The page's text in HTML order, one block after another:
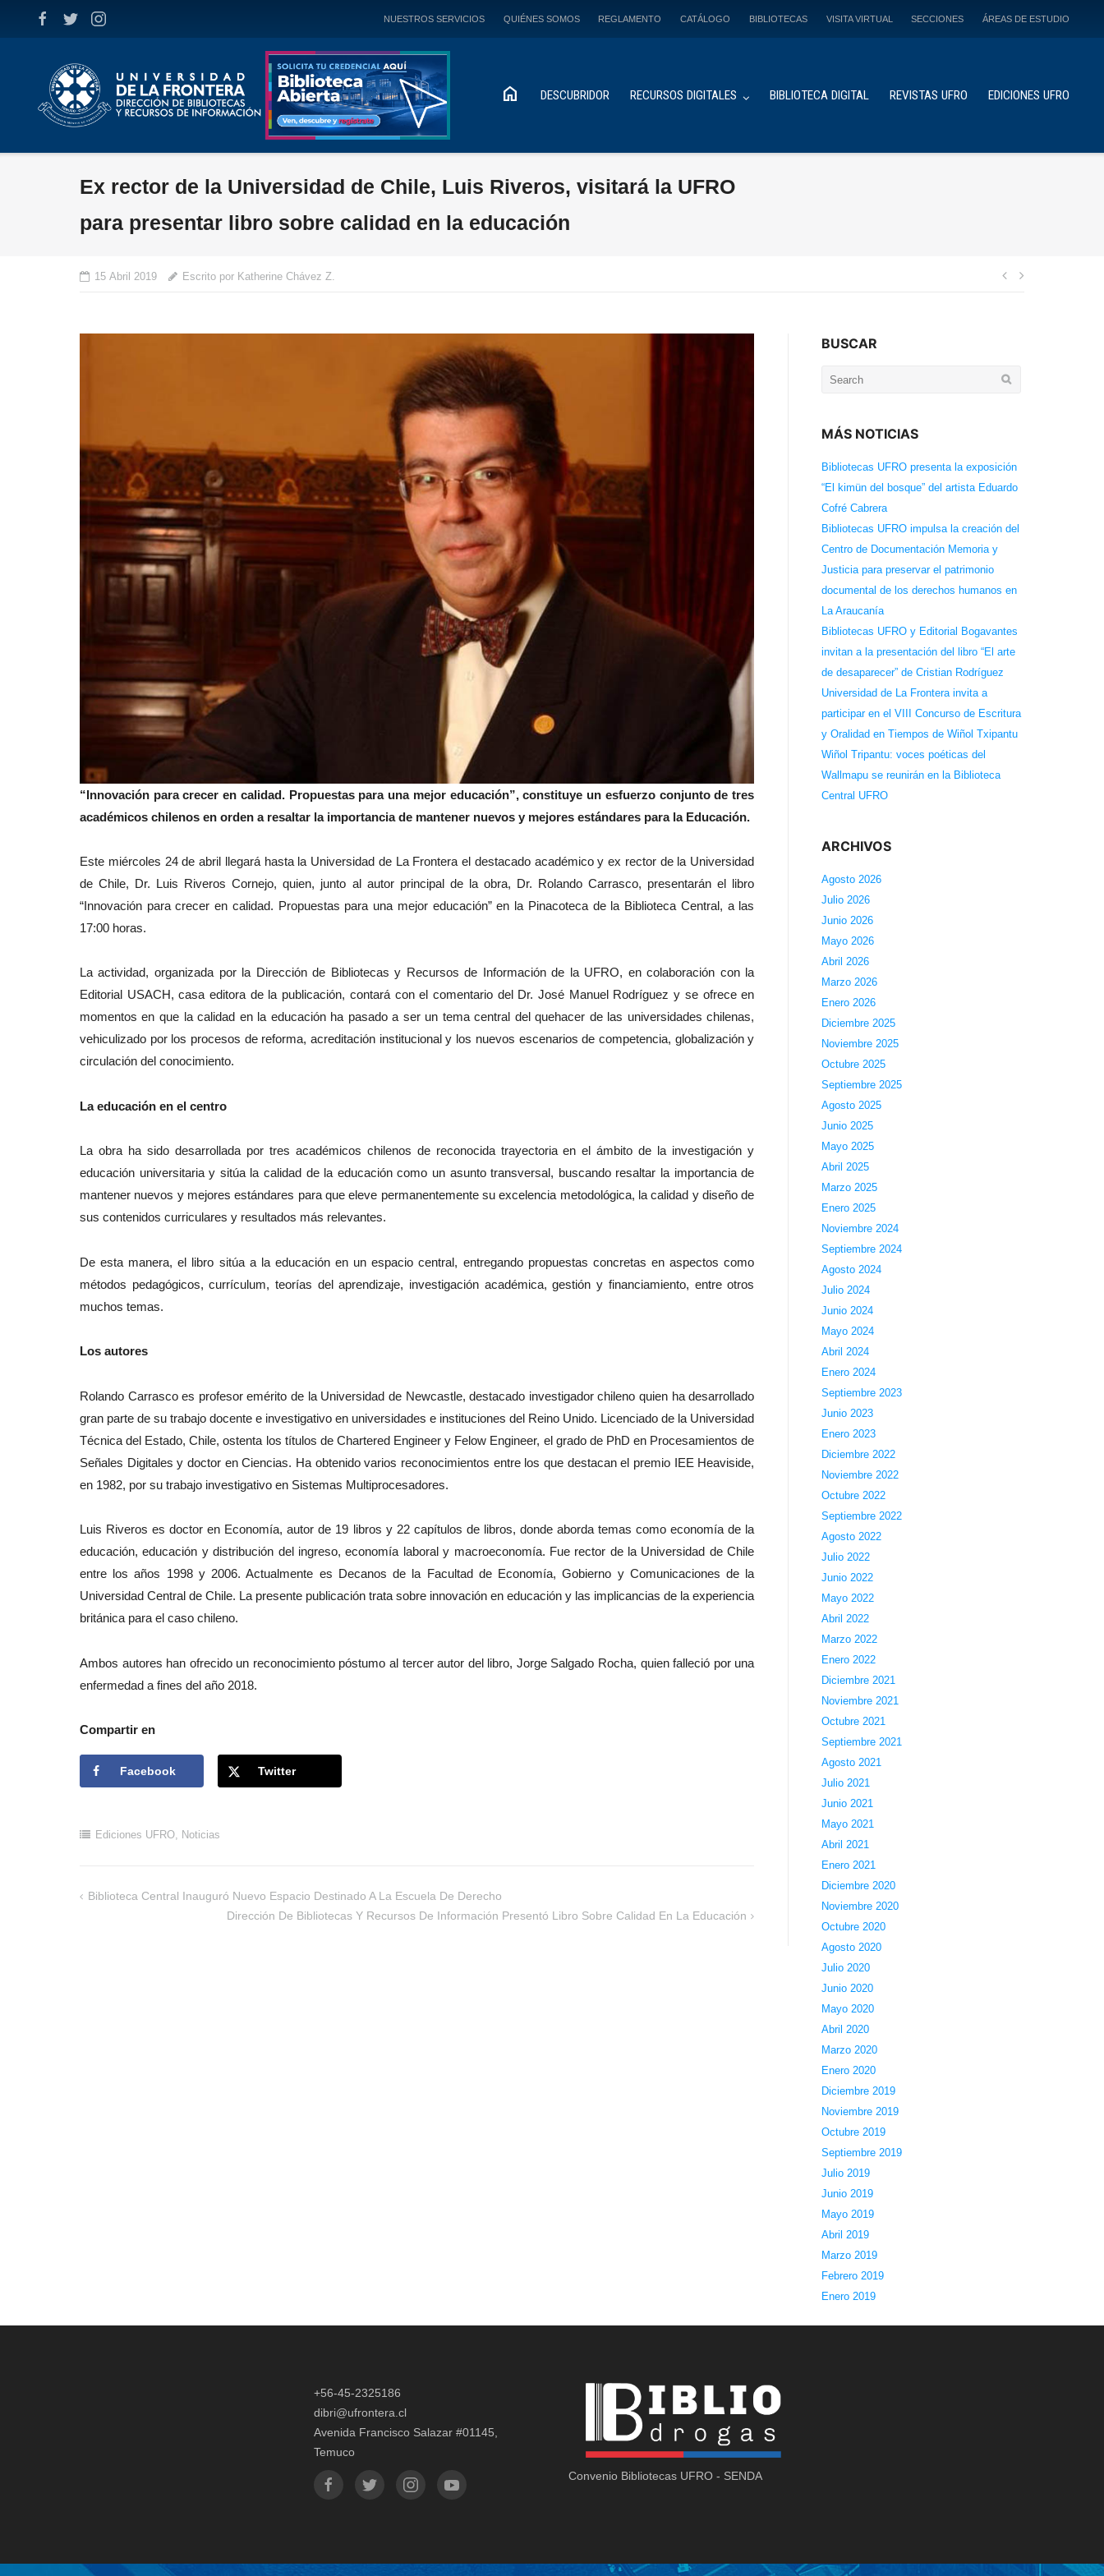
NUESTROS SERVICIOS QUIÉNES SOMOS REGLAMENTO CATÁLOGO BIBLIOTECAS VISITA VIRTUAL SECCIONES ÁREAS DE ESTUDIO
home DESCUBRIDOR RECURSOS DIGITALES BIBLIOTECA DIGITAL REVISTAS UFRO EDICIONES UFRO
Ex rector de la Universidad de Chile, Luis Riveros, visitará la UFRO
para presentar libro sobre calidad en la educación
15 Abril 2019 Escrito por Katherine Chávez Z.
Navegación
“Innovación para crecer en calidad. Propuestas para una mejor educación”, constituye un esfuerzo conjunto de tres
académicos chilenos en orden a resaltar la importancia de mantener nuevos y mejores estándares para la Educación.
Este miércoles 24 de abril llegará hasta la Universidad de La Frontera el destacado académico y ex rector de la Universidad
de Chile, Dr. Luis Riveros Cornejo, quien, junto al autor principal de la obra, Dr. Rolando Carrasco, presentarán el libro
“Innovación para crecer en calidad. Propuestas para una mejor educación” en la Pinacoteca de la Biblioteca Central, a las
17:00 horas.
La actividad, organizada por la Dirección de Bibliotecas y Recursos de Información de la UFRO, en colaboración con la
Editorial USACH, casa editora de la publicación, contará con el comentario del Dr. José Manuel Rodríguez y se ofrece en
momentos en que la calidad en la educación ha pasado a ser un tema central del quehacer de las universidades chilenas,
vehiculizado por los procesos de reforma, acreditación institucional y los nuevos escenarios de competencia, globalización y
circulación del conocimiento.
La educación en el centro
La obra ha sido desarrollada por tres académicos chilenos de reconocida trayectoria en el ámbito de la investigación y
educación universitaria y sitúa la calidad de la educación como un asunto transversal, buscando resaltar la importancia de
mantener nuevos y mejores estándares para que eleve permanentemente su excelencia metodológica, la calidad y diseño de
sus contenidos curriculares y resultados más relevantes.
De esta manera, el libro sitúa a la educación en un espacio central, entregando propuestas concretas en aspectos como
métodos pedagógicos, currículum, teorías del aprendizaje, investigación académica, gestión y financiamiento, entre otros
muchos temas.
Los autores
Rolando Carrasco es profesor emérito de la Universidad de Newcastle, destacado investigador chileno quien ha desarrollado
gran parte de su trabajo docente e investigativo en universidades e instituciones del Reino Unido. Licenciado de la Universidad
Técnica del Estado, Chile, ostenta los títulos de Chartered Engineer y Felow Engineer, el grado de PhD en Procesamientos de
Señales Digitales y doctor en Ciencias. Ha obtenido varios reconocimientos entre los que destacan el premio IEE Heaviside,
en 1982, por su trabajo investigativo en Sistemas Multiprocesadores.
Luis Riveros es doctor en Economía, autor de 19 libros y 22 capítulos de libros, donde aborda temas como economía de la
educación, educación y distribución del ingreso, economía laboral y macroeconomía. Fue rector de la Universidad de Chile
entre los años 1998 y 2006. Actualmente es Decanos de la Facultad de Economía, Gobierno y Comunicaciones de la
Universidad Central de Chile. La presente publicación trata sobre innovación en educación y las implicancias de la experiencia
británica para el caso chileno.
Ambos autores han ofrecido un reconocimiento póstumo al tercer autor del libro, Jorge Salgado Rocha, quien falleció por una
enfermedad a fines del año 2018.
Compartir en
Facebook Twitter
Ediciones UFRO, Noticias
Navegación
Biblioteca Central Inauguró Nuevo Espacio Destinado A La Escuela De Derecho
Dirección De Bibliotecas Y Recursos De Información Presentó Libro Sobre Calidad En La Educación
BUSCAR
Search
MÁS NOTICIAS
Bibliotecas UFRO presenta la exposición
“El kimün del bosque” del artista Eduardo
Cofré Cabrera
Bibliotecas UFRO impulsa la creación del
Centro de Documentación Memoria y
Justicia para preservar el patrimonio
documental de los derechos humanos en
La Araucanía
Bibliotecas UFRO y Editorial Bogavantes
invitan a la presentación del libro “El arte
de desaparecer” de Cristian Rodríguez
Universidad de La Frontera invita a
participar en el VIII Concurso de Escritura
y Oralidad en Tiempos de Wiñol Txipantu
Wiñol Tripantu: voces poéticas del
Wallmapu se reunirán en la Biblioteca
Central UFRO
ARCHIVOS
Agosto 2026
Julio 2026
Junio 2026
Mayo 2026
Abril 2026
Marzo 2026
Enero 2026
Diciembre 2025
Noviembre 2025
Octubre 2025
Septiembre 2025
Agosto 2025
Junio 2025
Mayo 2025
Abril 2025
Marzo 2025
Enero 2025
Noviembre 2024
Septiembre 2024
Agosto 2024
Julio 2024
Junio 2024
Mayo 2024
Abril 2024
Enero 2024
Septiembre 2023
Junio 2023
Enero 2023
Diciembre 2022
Noviembre 2022
Octubre 2022
Septiembre 2022
Agosto 2022
Julio 2022
Junio 2022
Mayo 2022
Abril 2022
Marzo 2022
Enero 2022
Diciembre 2021
Noviembre 2021
Octubre 2021
Septiembre 2021
Agosto 2021
Julio 2021
Junio 2021
Mayo 2021
Abril 2021
Enero 2021
Diciembre 2020
Noviembre 2020
Octubre 2020
Agosto 2020
Julio 2020
Junio 2020
Mayo 2020
Abril 2020
Marzo 2020
Enero 2020
Diciembre 2019
Noviembre 2019
Octubre 2019
Septiembre 2019
Julio 2019
Junio 2019
Mayo 2019
Abril 2019
Marzo 2019
Febrero 2019
Enero 2019
+56-45-2325186
dibri@ufrontera.cl
Avenida Francisco Salazar #01145,
Temuco
Convenio Bibliotecas UFRO - SENDA